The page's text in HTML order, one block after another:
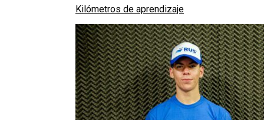
Kilómetros de aprendizaje